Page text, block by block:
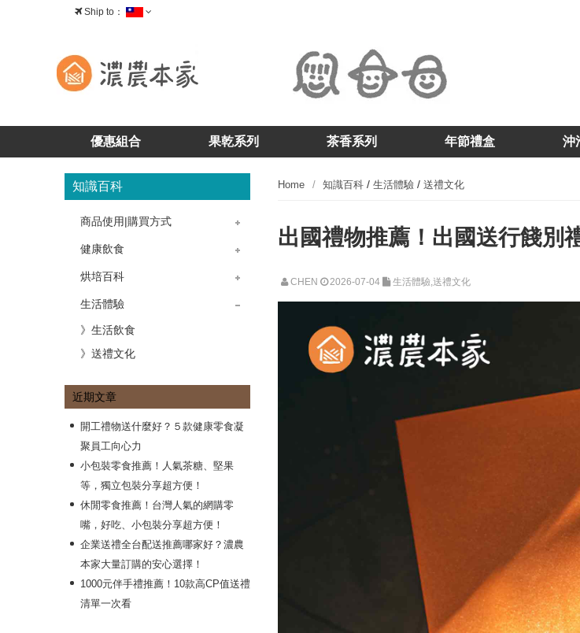
Ship to：
優惠組合 果乾系列 茶香系列 年節禮盒 沖
知識百科
商品使用|購買方式
》茶香-茶酥
》茶香-核桃糕
》茶香-牛軋糖
》茶香-茶糖
》果乾-藍莓乾
》果乾-蔓越莓乾
》果乾-櫻桃乾
》果乾問題
》購物問題
》產品問題
》掛耳包咖啡
健康飲食
》飲食菜單
》冷飲熱飲
烘培百科
》烘培教室
》蛋糕點心
生活體驗
》生活飲食
》送禮文化
近期文章
開工禮物送什麼好？５款健康零食凝
聚員工向心力
小包裝零食推薦！人氣茶糖、堅果
等，獨立包裝分享超方便！
休閒零食推薦！台灣人氣的網購零
嘴，好吃、小包裝分享超方便！
企業送禮全台配送推薦哪家好？濃農
本家大量訂購的安心選擇！
1000元伴手禮推薦！10款高CP值送禮
清單一次看
Home 知識百科 /生活體驗 /送禮文化
出國禮物推薦！出國送行餞別
CHEN 2026-07-04 生活體驗,送禮文化